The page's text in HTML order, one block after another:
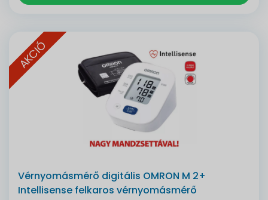
AKCIÓ
Vérnyomásmérő digitális OMRON M 2+
Intellisense felkaros vérnyomásmérő